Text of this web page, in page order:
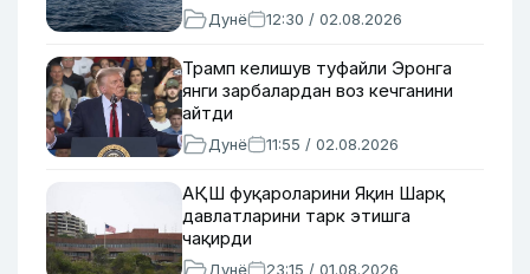
Дунё 12:30 / 02.08.2026
Трамп келишув туфайли Эронга
янги зарбалардан воз кечганини
айтди
Дунё 11:55 / 02.08.2026
АҚШ фуқароларини Яқин Шарқ
давлатларини тарк этишга
чақирди
Дунё 23:15 / 01.08.2026